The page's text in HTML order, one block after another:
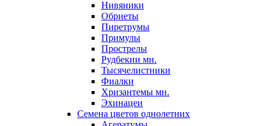
Нивяники
Обриеты
Пиретрумы
Примулы
Прострелы
Рудбекии мн.
Тысячелистники
Фиалки
Хризантемы мн.
Эхинацеи
Семена цветов однолетних